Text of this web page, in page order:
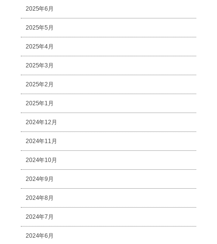
2025年6月
2025年5月
2025年4月
2025年3月
2025年2月
2025年1月
2024年12月
2024年11月
2024年10月
2024年9月
2024年8月
2024年7月
2024年6月